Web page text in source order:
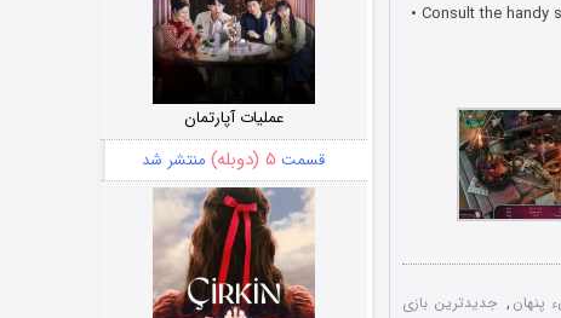
• Consult the handy
پنهان , جدیدترین بازی
عملیات آپارتمان
قسمت ۵ (دوبله) منتشر شد